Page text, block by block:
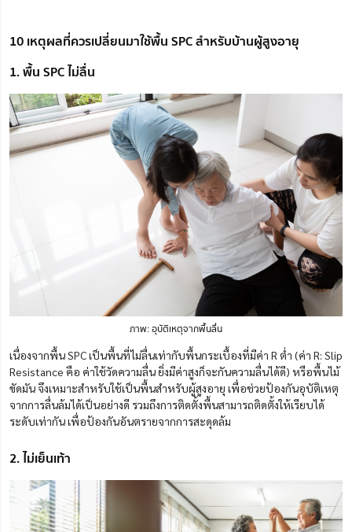
10 เหตุผลที่ควรเปลี่ยนมาใช้พื้น SPC สำหรับบ้านผู้สูงอายุ
1. พื้น SPC ไม่ลื่น
ภาพ: อุบัติเหตุจากพื้นลื่น
เนื่องจากพื้น SPC เป็นพื้นที่ไม่ลื่นเท่ากับพื้นกระเบื้องที่มีค่า R ต่ำ (ค่า R: Slip
Resistance คือ ค่าใช้วัดความลื่น ยิ่งมีค่าสูงก็จะกันความลื่นได้ดี) หรือพื้นไม้
ขัดมัน จึงเหมาะสำหรับใช้เป็นพื้นสำหรับผู้สูงอายุ เพื่อช่วยป้องกันอุบัติเหตุ
จากการลื่นล้มได้เป็นอย่างดี รวมถึงการติดตั้งพื้นสามารถติดตั้งให้เรียบได้
ระดับเท่ากัน เพื่อป้องกันอันตรายจากการสะดุดล้ม
2. ไม่เย็นเท้า